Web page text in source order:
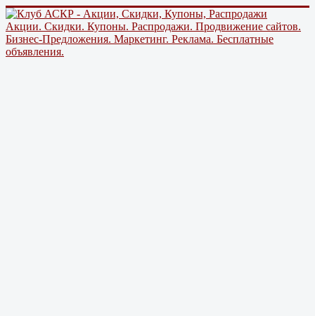
Акции. Скидки. Купоны. Распродажи. Продвижение сайтов.
Бизнес-Предложения. Маркетинг. Реклама. Бесплатные
объявления.